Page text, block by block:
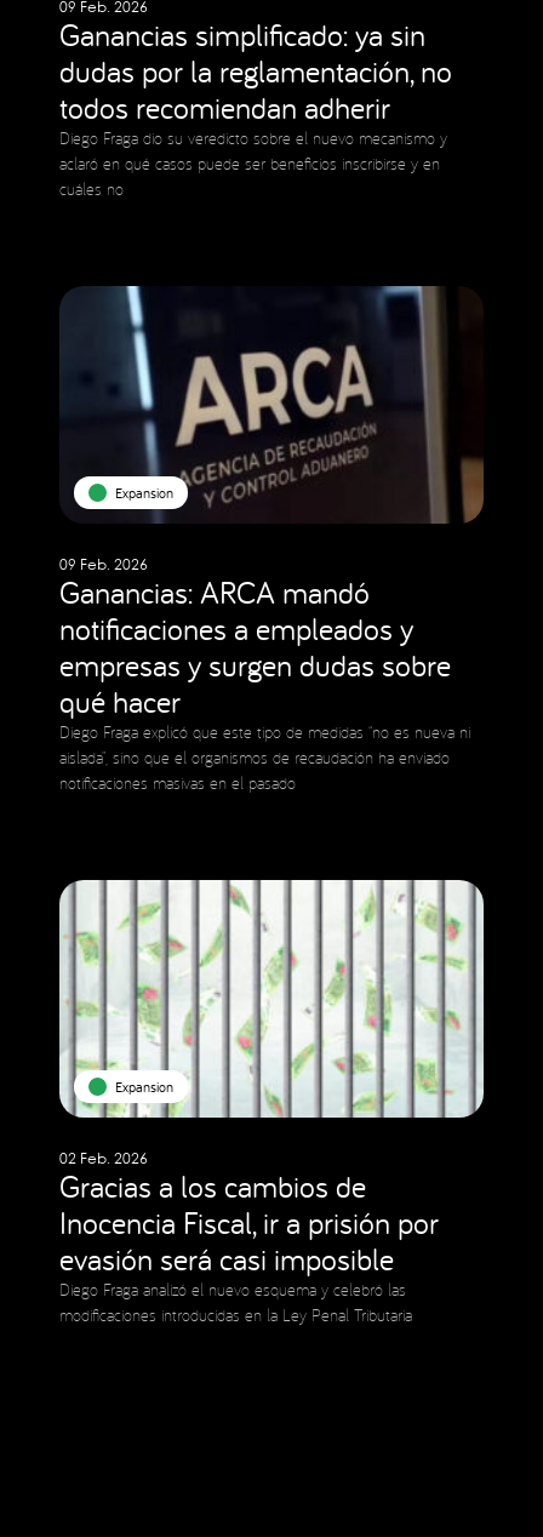
09 Feb. 2026
Ganancias simplificado: ya sin
dudas por la reglamentación, no
todos recomiendan adherir
Diego Fraga dio su veredicto sobre el nuevo mecanismo y
aclaró en qué casos puede ser beneficios inscribirse y en
cuáles no
Expansion
09 Feb. 2026
Ganancias: ARCA mandó
notificaciones a empleados y
empresas y surgen dudas sobre
qué hacer
Diego Fraga explicó que este tipo de medidas “no es nueva ni
aislada”, sino que el organismos de recaudación ha enviado
notificaciones masivas en el pasado
Expansion
02 Feb. 2026
Gracias a los cambios de
Inocencia Fiscal, ir a prisión por
evasión será casi imposible
Diego Fraga analizó el nuevo esquema y celebró las
modificaciones introducidas en la Ley Penal Tributaria